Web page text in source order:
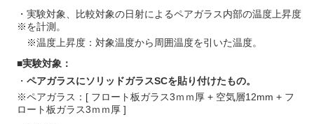
・実験対象、比較対象の日射によるペアガラス内部の温度上昇度
※を計測。
※温度上昇度：対象温度から周囲温度を引いた温度。
■実験対象：
・ ペアガラスにソリッドガラスSCを貼り付けたもの。
※ペアガラス：[ フロート板ガラス3ｍｍ厚 + 空気層12mm + フ
ロート板ガラス3ｍｍ厚 ]